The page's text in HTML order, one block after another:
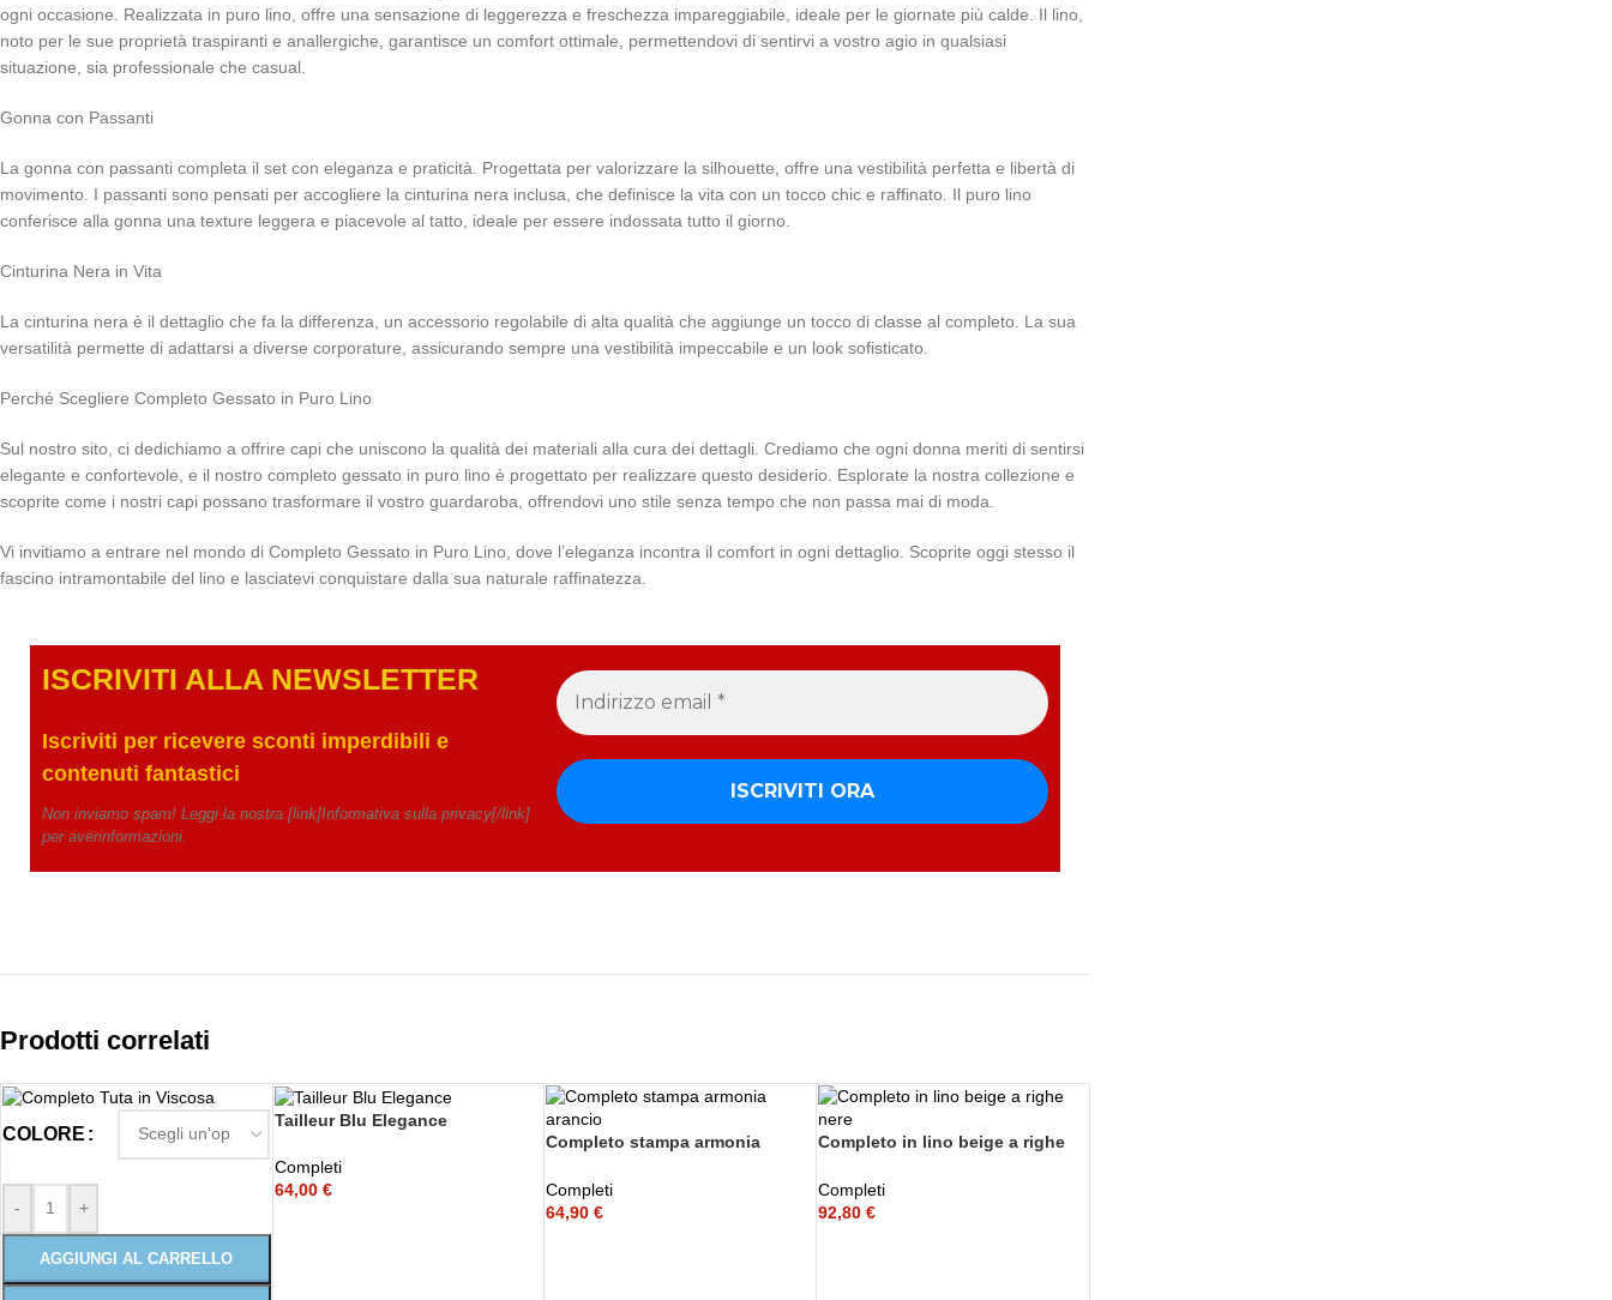
ogni occasione. Realizzata in puro lino, offre una sensazione di leggerezza e freschezza impareggiabile, ideale per le giornate più calde. Il lino,
noto per le sue proprietà traspiranti e anallergiche, garantisce un comfort ottimale, permettendovi di sentirvi a vostro agio in qualsiasi
situazione, sia professionale che casual.
Gonna con Passanti
La gonna con passanti completa il set con eleganza e praticità. Progettata per valorizzare la silhouette, offre una vestibilità perfetta e libertà di
movimento. I passanti sono pensati per accogliere la cinturina nera inclusa, che definisce la vita con un tocco chic e raffinato. Il puro lino
conferisce alla gonna una texture leggera e piacevole al tatto, ideale per essere indossata tutto il giorno.
Cinturina Nera in Vita
La cinturina nera è il dettaglio che fa la differenza, un accessorio regolabile di alta qualità che aggiunge un tocco di classe al completo. La sua
versatilità permette di adattarsi a diverse corporature, assicurando sempre una vestibilità impeccabile e un look sofisticato.
Perché Scegliere Completo Gessato in Puro Lino
Sul nostro sito, ci dedichiamo a offrire capi che uniscono la qualità dei materiali alla cura dei dettagli. Crediamo che ogni donna meriti di sentirsi
elegante e confortevole, e il nostro completo gessato in puro lino è progettato per realizzare questo desiderio. Esplorate la nostra collezione e
scoprite come i nostri capi possano trasformare il vostro guardaroba, offrendovi uno stile senza tempo che non passa mai di moda.
Vi invitiamo a entrare nel mondo di Completo Gessato in Puro Lino, dove l’eleganza incontra il comfort in ogni dettaglio. Scoprite oggi stesso il
fascino intramontabile del lino e lasciatevi conquistare dalla sua naturale raffinatezza.
ISCRIVITI ALLA NEWSLETTER
Iscriviti per ricevere sconti imperdibili e
contenuti fantastici
Non inviamo spam! Leggi la nostra [link]Informativa sulla privacy[/link]
per averinformazioni.
Prodotti correlati
COLORE
- +
AGGIUNGI AL CARRELLO
Tailleur Blu Elegance
Completi
64,00 €
Completo stampa armonia
Completi
64,90€
Completo in lino beige a righe
Completi
92,80€